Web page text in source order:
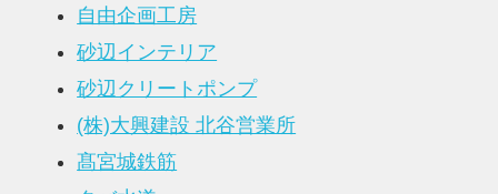
自由企画工房
砂辺インテリア
砂辺クリートポンプ
(株)大興建設 北谷営業所
髙宮城鉄筋